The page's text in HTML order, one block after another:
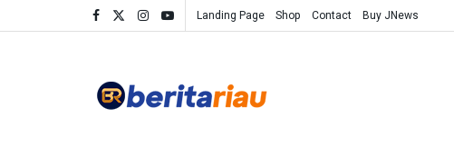
Landing Page Shop Contact Buy JNews